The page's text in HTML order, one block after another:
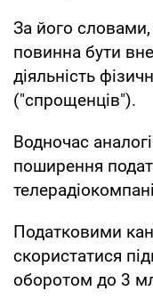
За його
повинна бути
діяльність
("спрощенців").
Водночас
поширення
Податковими
скористатися
оборотом до 3